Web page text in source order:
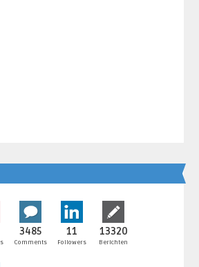
3485
Comments
11
Followers
13320
Berichten